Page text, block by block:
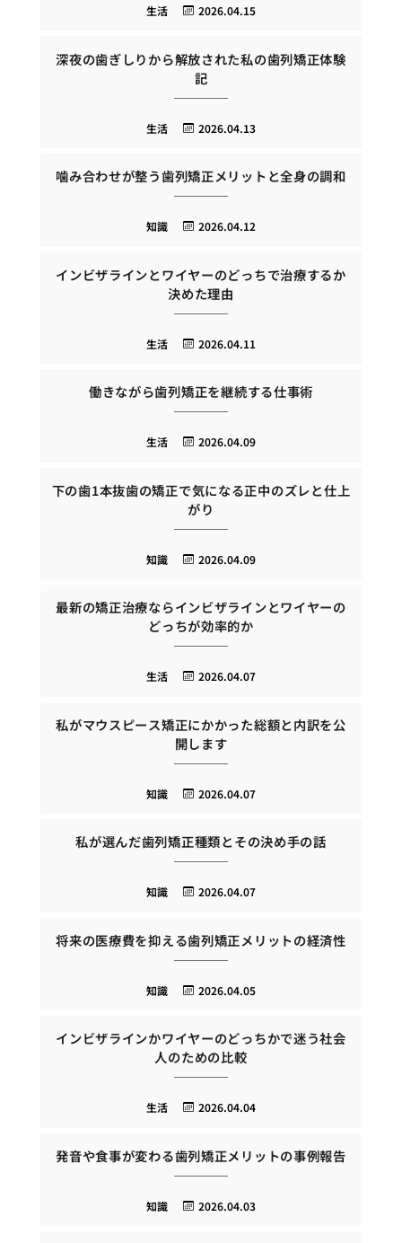
2026.04.15
生活
深夜の歯ぎしりから解放された私の歯列矯正体験
記
2026.04.13
生活
噛み合わせが整う歯列矯正メリットと全身の調和
2026.04.12
知識
インビザラインとワイヤーのどっちで治療するか
決めた理由
2026.04.11
生活
働きながら歯列矯正を継続する仕事術
2026.04.09
生活
下の歯1本抜歯の矯正で気になる正中のズレと仕上
がり
2026.04.09
知識
最新の矯正治療ならインビザラインとワイヤーの
どっちが効率的か
2026.04.07
生活
私がマウスピース矯正にかかった総額と内訳を公
開します
2026.04.07
知識
私が選んだ歯列矯正種類とその決め手の話
2026.04.07
知識
将来の医療費を抑える歯列矯正メリットの経済性
2026.04.05
知識
インビザラインかワイヤーのどっちかで迷う社会
人のための比較
2026.04.04
生活
発音や食事が変わる歯列矯正メリットの事例報告
2026.04.03
知識